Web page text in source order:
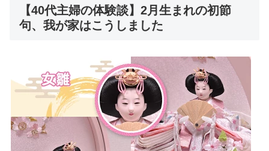
【40代主婦の体験談】2月生まれの初節
句、我が家はこうしました